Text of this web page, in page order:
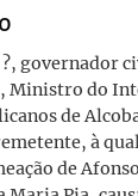
?, governador
Ministro do
de
à
de